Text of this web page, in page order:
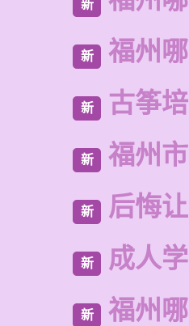
新
新 福州
新 古筝
新 福州
新 后悔
新 成人
新 福州